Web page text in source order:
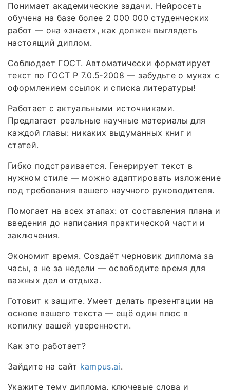
Понимает академические задачи. Нейросеть
обучена на базе более 2 000 000 студенческих
работ — она «знает», как должен выглядеть
настоящий диплом.
Соблюдает ГОСТ. Автоматически форматирует
текст по ГОСТ Р 7.0.5‑2008 — забудьте о муках с
оформлением ссылок и списка литературы!
Работает с актуальными источниками.
Предлагает реальные научные материалы для
каждой главы: никаких выдуманных книг и
статей.
Гибко подстраивается. Генерирует текст в
нужном стиле — можно адаптировать изложение
под требования вашего научного руководителя.
Помогает на всех этапах: от составления плана и
введения до написания практической части и
заключения.
Экономит время. Создаёт черновик диплома за
часы, а не за недели — освободите время для
важных дел и отдыха.
Готовит к защите. Умеет делать презентации на
основе вашего текста — ещё один плюс в
копилку вашей уверенности.
Как это работает?
Зайдите на сайт kampus.ai.
Укажите тему диплома, ключевые слова и